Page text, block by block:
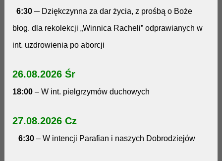
6:30 –Dziękczynna za dar życia, z prośbą o Boże
błog. dla rekolekcji „Winnica Racheli” odprawianych w
int. uzdrowienia po aborcji
26.08.2026 Śr
18:00 – W int. pielgrzymów duchowych
27.08.2026 Cz
6:30 – W intencji Parafian i naszych Dobrodziejów